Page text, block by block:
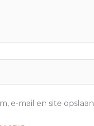
e-mail en site